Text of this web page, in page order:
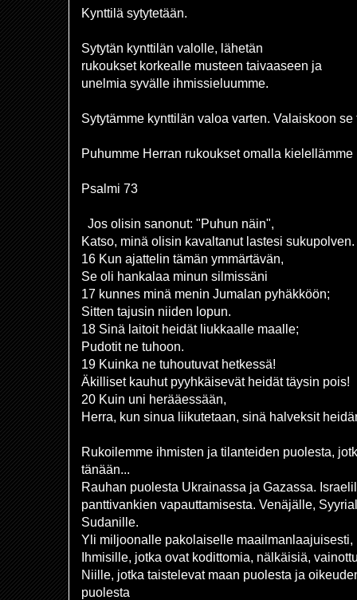
Kynttilä sytytetään.
Sytytän kynttilän valolle, lähetän
rukoukset korkealle musteen taivaaseen ja
unelmia syvälle ihmissieluumme.
Sytytämme kynttilän valoa varten. Valaiskoon se
Puhumme Herran rukoukset omalla kielellämme
Psalmi 73
Jos olisin sanonut: "Puhun näin",
Katso, minä olisin kavaltanut lastesi sukupolven.
16 Kun ajattelin tämän ymmärtävän,
Se oli hankalaa minun silmissäni
17 kunnes minä menin Jumalan pyhäkköön;
Sitten tajusin niiden lopun.
18 Sinä laitoit heidät liukkaalle maalle;
Pudotit ne tuhoon.
19 Kuinka ne tuhoutuvat hetkessä!
Äkilliset kauhut pyyhkäisevät heidät täysin pois!
20 Kuin uni herääessään,
Herra, kun sinua liikutetaan, sinä halveksit
Rukoilemme ihmisten ja tilanteiden puolesta,
tänään...
Rauhan puolesta Ukrainassa ja Gazassa.
panttivankien vapauttamisesta. Venäjälle,
Sudanille.
Yli miljoonalle pakolaiselle maailmanlaajuisesti,
Ihmisille, jotka ovat kodittomia, nälkäisiä,
Niille, jotka taistelevat maan puolesta ja
puolesta